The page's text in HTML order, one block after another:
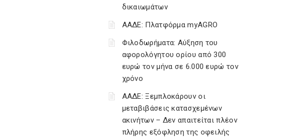
δικαιωμάτων
ΑΑΔΕ: Πλατφόρμα myAGRO
Φιλοδωρήματα: Αύξηση του
αφορολόγητου ορίου από 300
ευρώ τον μήνα σε 6.000 ευρώ τον
χρόνο
ΑΑΔΕ: Ξεμπλοκάρουν οι
μεταβιβάσεις κατασχεμένων
ακινήτων – Δεν απαιτείται πλέον
πλήρης εξόφληση της οφειλής